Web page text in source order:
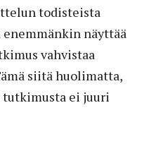
todisteista
näyttää
vahvistaa
siitä huolimatta,
ei juuri